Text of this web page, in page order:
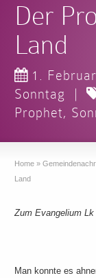
Der
Land
1.
Sonntag
|
Prophet,
Home »
Land
Zum Evangelium
Man konnte es